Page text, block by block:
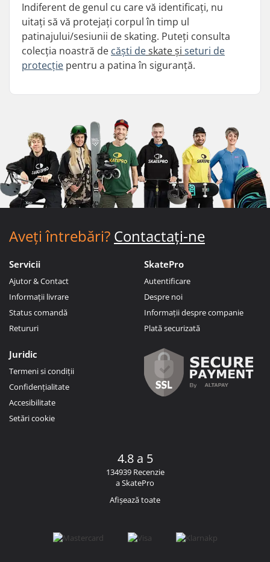
Indiferent de genul cu care vă identificați, nu
uitați să vă protejați corpul în timp ul
patinajului/sesiunii de skating. Puteți consulta
colecția noastră de căști deskate și seturi de
protecție pentru a patina în siguranță.
Aveți întrebări? Contactați-ne
Servicii
Ajutor & Contact
Informații livrare
Status comandă
Retururi
SkatePro
Autentificare
Despre noi
Informații despre companie
Plată securizată
Juridic
Termeni si condiții
Confidențialitate
Accesibilitate
Setări cookie
4.8 a 5
134939 Recenzie
a SkatePro
Afișează toate